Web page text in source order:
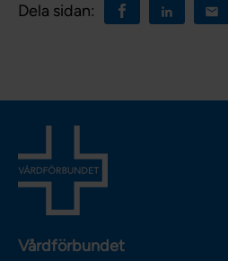
Dela sidan:
Vårdförbundet